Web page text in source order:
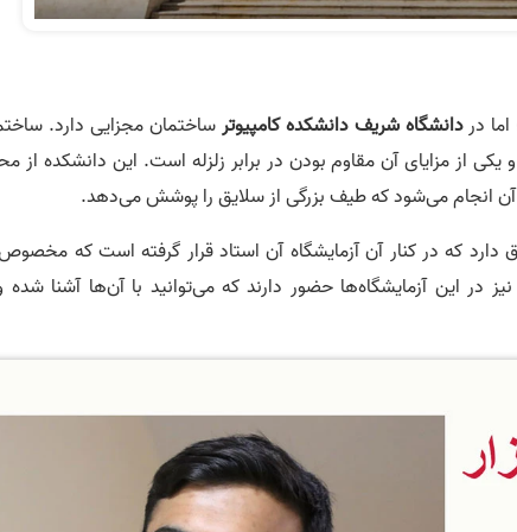
اما دردانشگاه شریف دانشکده کامپیوترساختمان مجزایی دارد.
است و دارای 9 طبقه می‌باشد و یکی از مزایای آن مقاوم بودن در برابر زلزله است. این دانشکده
آن انجام می‌شود که طیف بزرگی از سلایق را پوشش می‌دهد.
دارد که در کنار آن آزمایشگاه آن استاد قرار گرفته است که
این آزمایشگاه‌ها حضور دارند که می‌توانید با آن‌ها آشنا شده